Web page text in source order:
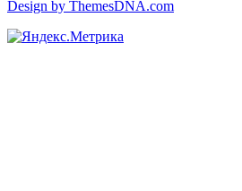
Design by ThemesDNA.com